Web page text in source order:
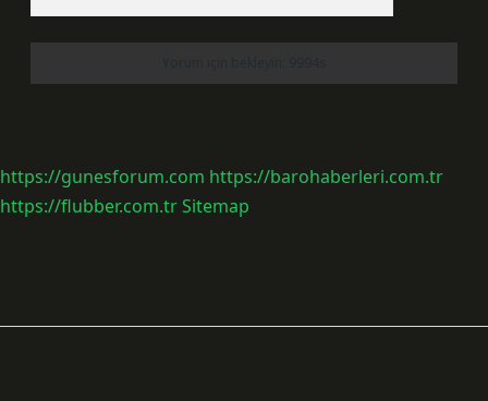
https://gunesforum.com https://barohaberleri.com.tr
https://flubber.com.trSitemap